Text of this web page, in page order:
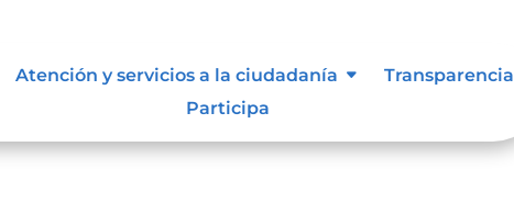
Atención y servicios a la ciudadanía
Transparencia
Participa
les aplique de interés.